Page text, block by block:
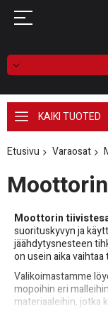
KAIKI TUOTED
Etusivu Varaosat
Moottorin
suorituskyvyn ja
jäähdytysnesteen
on usein aika
Valikoimastamme
mopoihin eri
materiaaleihin, jotka
jotta moottori toimii